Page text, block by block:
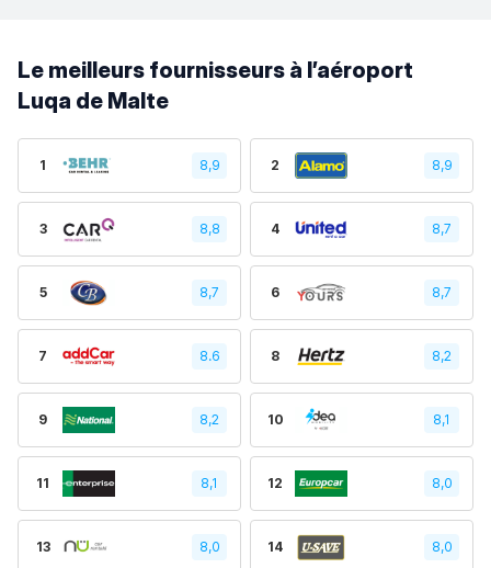
Le meilleurs fournisseurs à l’aéroport
Luqa de Malte
1 8,9 2 8,9
3 8,8 4 8,7
5 8,7 6 8,7
7 8.6 8 8,2
9 8,2 10 8,1
11 8,1 12 8,0
13 8,0 14 8,0